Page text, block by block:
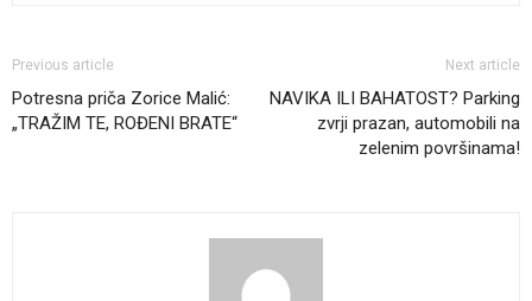
Previous article
Potresna priča Zorice Malić:
„TRAŽIM TE, ROĐENI BRATE“
Next article
NAVIKA ILI BAHATOST? Parking
zvrji prazan, automobili na
zelenim površinama!